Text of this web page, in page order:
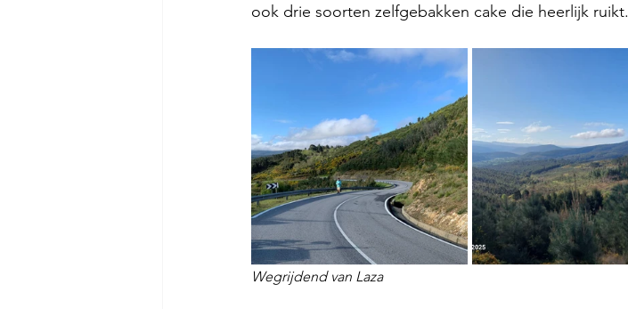
ook drie soorten zelfgebakken cake die heerlijk ruikt.
Wegrijdend van Laza